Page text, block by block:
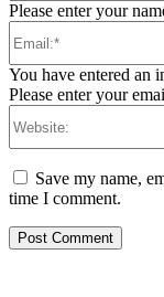
Please enter your
You have entered an
Please enter your
Save my name,
time I comment.